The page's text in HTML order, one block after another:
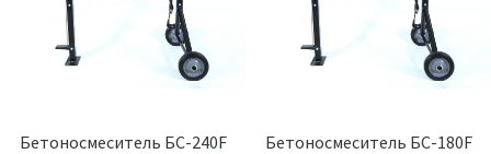
Бетоносмеситель БС-240F Бетоносмеситель БС-180F